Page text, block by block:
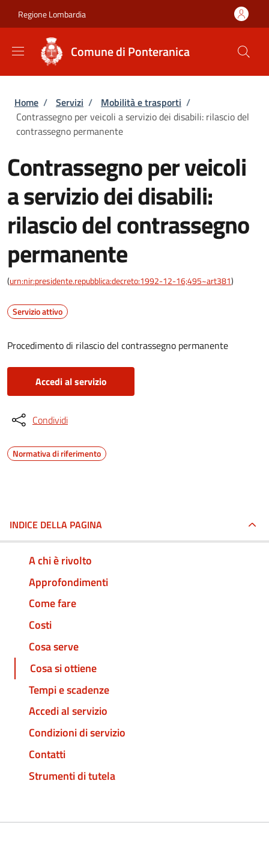
Regione Lombardia
Comune di Ponteranica
Briciole di pane
Home / Servizi / Mobilità e trasporti /
Contrassegno per veicoli a servizio dei disabili: rilascio del
contrassegno permanente
Contrassegno per veicoli
a servizio dei disabili:
rilascio del contrassegno
permanente
(urn:nir:presidente.repubblica:decreto:1992-12-16;495~art381)
Servizio attivo
Procedimento di rilascio del contrassegno permanente
Accedi al servizio
Condividi
Normativa di riferimento
INDICE DELLA PAGINA
A chi è rivolto
Approfondimenti
Come fare
Costi
Cosa serve
Cosa si ottiene
Tempi e scadenze
Accedi al servizio
Condizioni di servizio
Contatti
Strumenti di tutela